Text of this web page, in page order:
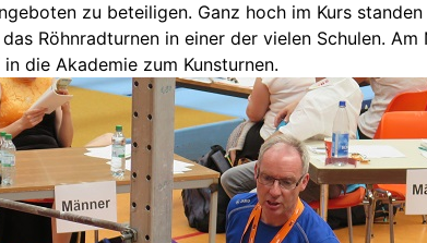
zu beteiligen. Ganz hoch im Kurs
Röhnradturnen in einer der vielen Schulen.
die Akademie zum Kunsturnen.